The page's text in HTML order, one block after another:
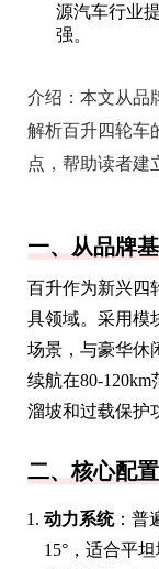
源汽车行业
强。
介绍： 本文从品
解析百升四轮车
点，帮助读者建
一、从品牌
百升作为新兴四
具领域。采用模
场景，与豪华休
续航在80-
溜坡和过载保护
二、核心配
动力系统：普
15°，适合平